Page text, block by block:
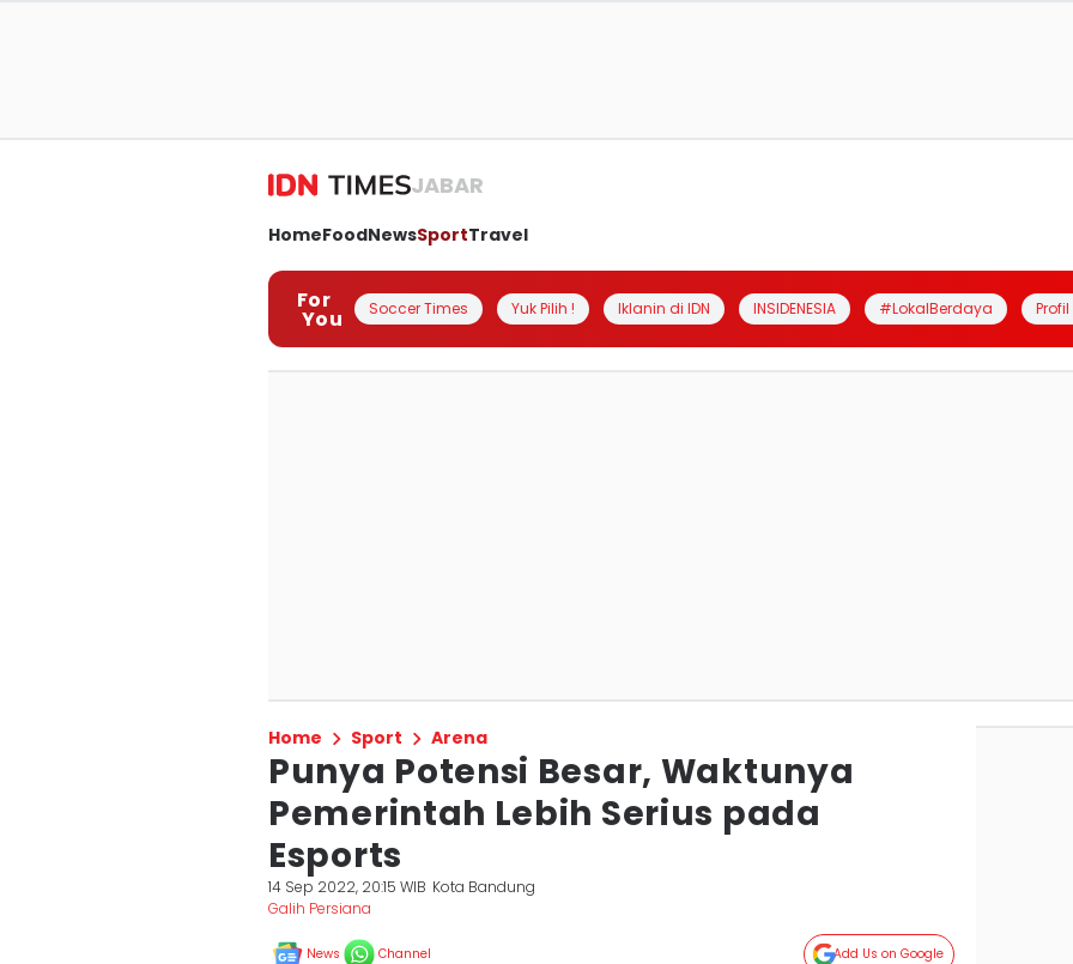
JABAR
HomeFoodNewsSportTravel
For
You Soccer Times Yuk Pilih ! Iklanin di IDN INSIDENESIA #LokalBerdaya
Home Sport Arena
Punya Potensi Besar, Waktunya
Pemerintah Lebih Serius pada
Esports
14 Sep 2022, 20:15 WIB Kota Bandung
Galih Persiana
News Channel Add Us on Google